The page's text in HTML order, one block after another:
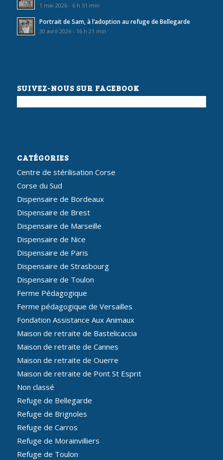
1 mai 2026 - 6 h 51 min
Portrait de Sam, à l’adoption au refuge de Bellegarde
30 avril 2026 - 16 h 21 min
SUIVEZ-NOUS SUR FACEBOOK
CATÉGORIES
Centre de stérilisation Corse
Corse du Sud
Dispensaire de Bordeaux
Dispensaire de Brest
Dispensaire de Marseille
Dispensaire de Nice
Dispensaire de Paris
Dispensaire de Strasbourg
Dispensaire de Toulon
Ferme Pédagogique
Ferme pédagogique de Versailles
Fondation Assistance Aux Animaux
Maison de retraite de Bastelicaccia
Maison de retraite de Cannes
Maison de retraite de Ouerre
Maison de retraite de Pont St Esprit
Non classé
Refuge de Bellegarde
Refuge de Brignoles
Refuge de Carros
Refuge de Morainvilliers
Refuge de Toulon